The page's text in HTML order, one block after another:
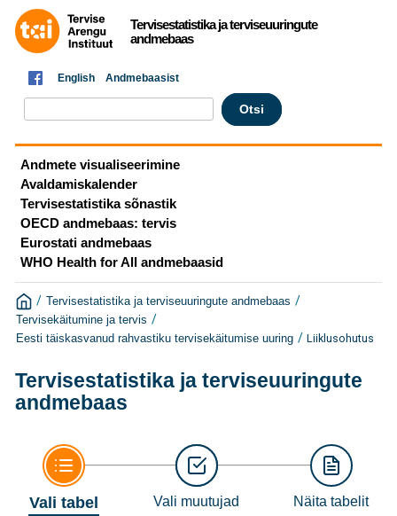
Tervisestatistika ja terviseuuringute
andmebaas
English Andmebaasist
Andmete visualiseerimine
Avaldamiskalender
Tervisestatistika sõnastik
OECD andmebaas: tervis
Eurostati andmebaas
WHO Health for All andmebaasid
/ Tervisestatistika ja terviseuuringute andmebaas /
Tervisekäitumine ja tervis /
Eesti täiskasvanud rahvastiku tervisekäitumise uuring / Liiklusohutus
Tervisestatistika ja terviseuuringute
andmebaas
Vali tabel Vali muutujad Näita tabelit